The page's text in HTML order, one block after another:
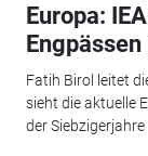
Europa:
Fatih Birol leitet
sieht die aktuelle
der